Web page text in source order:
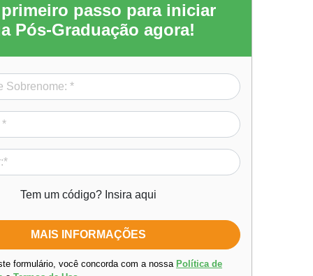
passo para iniciar
Pós-Graduação agora!
Tem um código? Insira aqui
formulário, você concorda com a nossa Política de